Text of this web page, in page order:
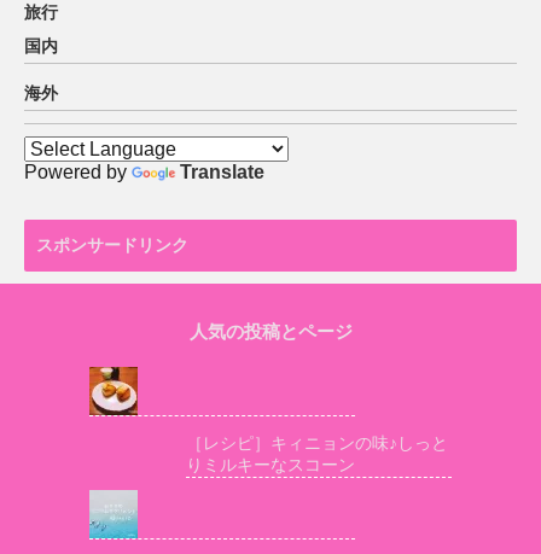
旅行
国内
海外
Powered by Translate
スポンサードリンク
人気の投稿とページ
［レシピ］キィニョンの味♪しっと
りミルキーなスコーン